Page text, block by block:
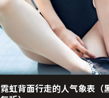
霓虹背面行走的人气象表（